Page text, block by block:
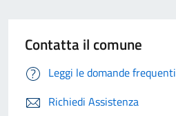
Contatta il comune
Leggi le domande frequenti
Richiedi Assistenza